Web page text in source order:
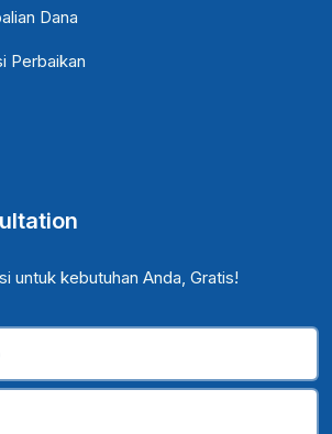
Dana
Perbaikan
untuk kebutuhan Anda, Gratis!